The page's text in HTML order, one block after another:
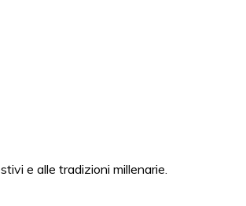
e alle tradizioni millenarie.